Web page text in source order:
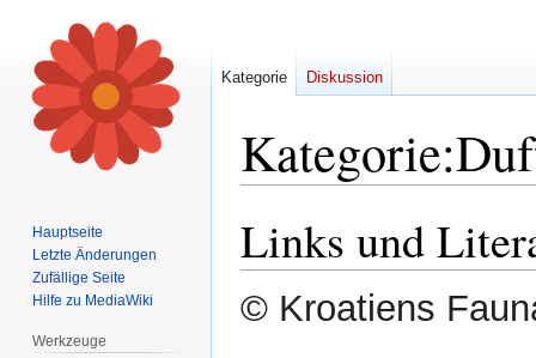
Kategorie:
Navigation
springen
Suche
springen
Links und
© Kroatiens
Kategorie Diskussion
Hauptseite
Letzte Änderungen
Zufällige Seite
Hilfe zu MediaWiki
Werkzeuge